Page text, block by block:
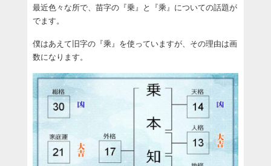
最近色々な所で、苗字の『乗』と『乘』についての話題が
でます。
僕はあえて旧字の『乘』を使っていますが、その理由は画
数になります。